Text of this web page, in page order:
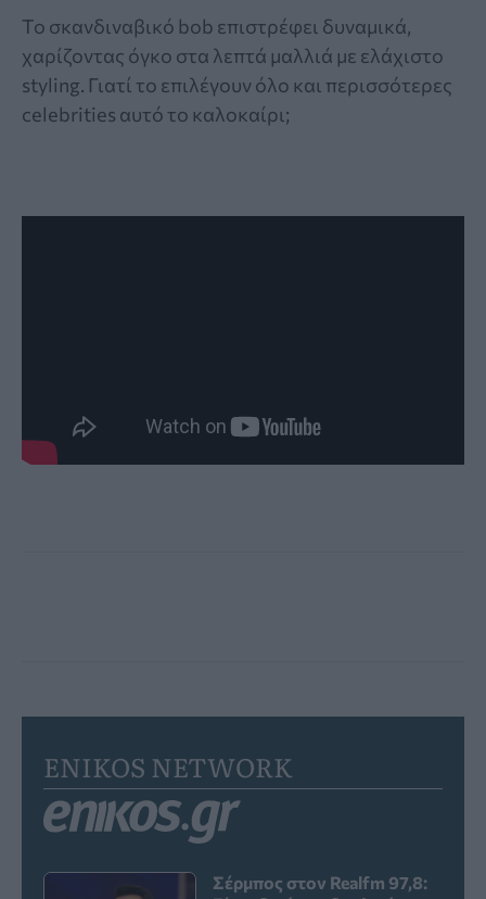
Το σκανδιναβικό bob επιστρέφει δυναμικά,
χαρίζοντας όγκο στα λεπτά μαλλιά με ελάχιστο
styling. Γιατί το επιλέγουν όλο και περισσότερες
celebrities αυτό το καλοκαίρι;
ENIKOS NETWORK
Σέρμπος στον Realfm 97,8: